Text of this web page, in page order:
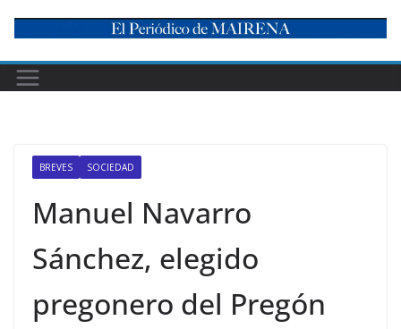
content
BREVES SOCIEDAD
Manuel Navarro
Sánchez, elegido
pregonero del Pregón